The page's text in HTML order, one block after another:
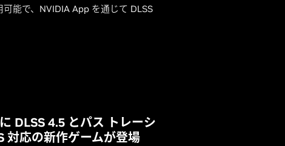
能で、NVIDIA App を通じて DLSS
DLSS 4.5 とパス トレーシ
対応の新作ゲームが登場